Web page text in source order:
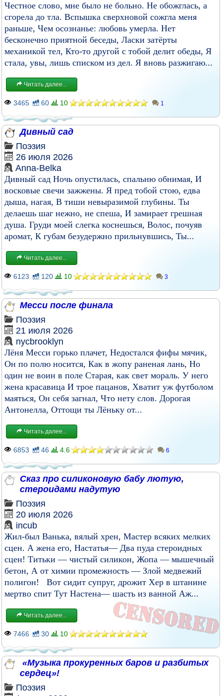
Честное слово, мне было не больно. Не обожглась, а
сгорела до тла. Вспышка сверхновой сожгла меня
раньше, Чем осознанье: любовь умерла. Нет
бесконечно приятной беседы, Ласки затёрты
механикой тел, Кто-то другой с тобой делит обеды, Я
стала, увы, лишь списком из дел. Я вновь разжигаю...
Читать далее...
3465 60 10 1
Дивный сад
Поэзия
26 июля 2026
Anna-Belka
Дивный сад Ночь опустилась, спальню обнимая, И
восковые свечи зажжены. Я пред тобой стою, едва
дыша, нагая, В тиши невыразимой глубины. Ты
делаешь шаг нежно, не спеша, И замирает грешная
душа. Груди моей слегка коснешься, Волос, почуяв
аромат, К губам безудержно прильнувшись, Ты...
Читать далее...
6123 120 10 3
Месси после финала
Поэзия
21 июля 2026
nycbrooklyn
Лёня Месси горько плачет, Недостался фифы мячик,
Он по полю носится, Как в жопу раненая лань, Но
один не воин в поле Старая, как свет мораль. У него
жена красавица И трое пацанов, Хватит уж футболом
маяться, Он себя загнал, Что нету слов. Дорогая
Антонелла, Оттощи ты Лёньку от...
Читать далее...
6853 46 4.6 6
Сказ про силиконовую бабу лютую,
стероидами надутую
Поэзия
20 июля 2026
incub
Жил-был Ванька, вялый хрен, Мастер всяких мелких
сцен. А жена его, Настатья— Два пуда стероидных
сцен! Титьки — чистый силикон, Жопа — мышечный
бетон, А от химии промежность — Злой медвежий
полигон! Вот сидит супруг, дрожит Хер в штанине
мертво спит Тут Настена— шасть из ванной Аж...
Читать далее...
7466 30 10
«Музыка прокуренных баров и разбитых
сердец»!
Поэзия